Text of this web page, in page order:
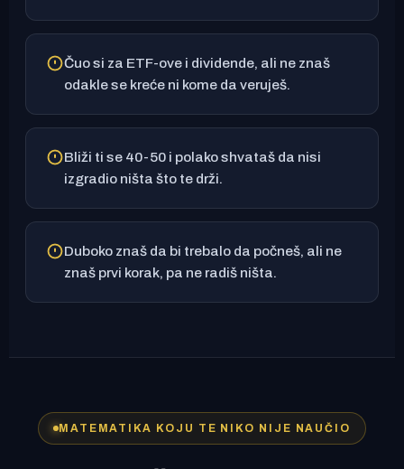
Čuo si za ETF-ove i dividende, ali ne znaš
odakle se kreće ni kome da veruješ.
Bliži ti se 40-50 i polako shvataš da nisi
izgradio ništa što te drži.
Duboko znaš da bi trebalo da počneš, ali ne
znaš prvi korak, pa ne radiš ništa.
MATEMATIKA KOJU TE NIKO NIJE NAUČIO